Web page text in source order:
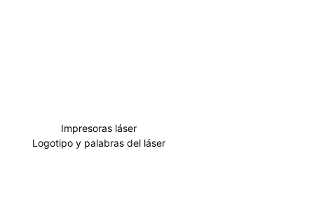
Impresoras láser
Logotipo y palabras del láser